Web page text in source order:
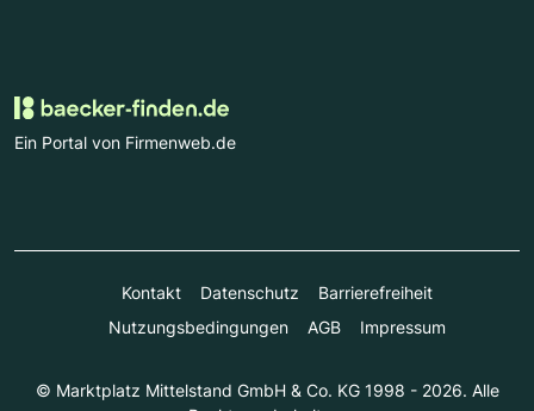
Ein Portal von Firmenweb.de
Kontakt Datenschutz
Barrierefreiheit
Nutzungsbedingungen
AGB Impressum
© Marktplatz Mittelstand GmbH & Co. KG 1998 - 2026. Alle